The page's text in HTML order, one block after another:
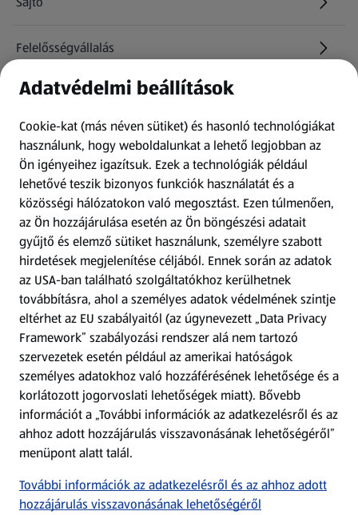
Felelősségvállalás
Információk
Kérdőív
Fizetési lehetőségek
ALDI utalványok
Árcsökkentés
Adattörlő alkalmazás
Szervizpont
(új oldalon nyílik meg)
Fedezz fel minket az interneten!
Töltsd le az ALDI Magyarország applikációt!
Adatvédelmi beállítások
Cookie-kat (más néven sütiket) és hasonló technológiákat
használunk, hogy weboldalunkat a lehető legjobban az
Ön igényeihez igazítsuk. Ezek a technológiák például
lehetővé teszik bizonyos funkciók használatát és a
közösségi hálózatokon való megosztást. Ezen túlmenően,
az Ön hozzájárulása esetén az Ön böngészési adatait
gyűjtő és elemző sütiket használunk, személyre szabott
hirdetések megjelenítése céljából. Ennek során az adatok
az USA-ban található szolgáltatókhoz kerülhetnek
továbbításra, ahol a személyes adatok védelmének szintje
eltérhet az EU szabályaitól (az úgynevezett „Data Privacy
Framework” szabályozási rendszer alá nem tartozó
szervezetek esetén például az amerikai hatóságok
személyes adatokhoz való hozzáférésének lehetősége és a
korlátozott jogorvoslati lehetőségek miatt). Bővebb
információt a „További információk az adatkezelésről és az
ahhoz adott hozzájárulás visszavonásának lehetőségéről”
menüpont alatt talál.
További információk az adatkezelésről és az ahhoz adott
hozzájárulás visszavonásának lehetőségéről